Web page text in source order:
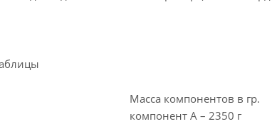
Масса компонентов в гр.
компонент А – 2350 г